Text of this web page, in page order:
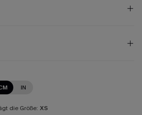
IN
die Größe: XS